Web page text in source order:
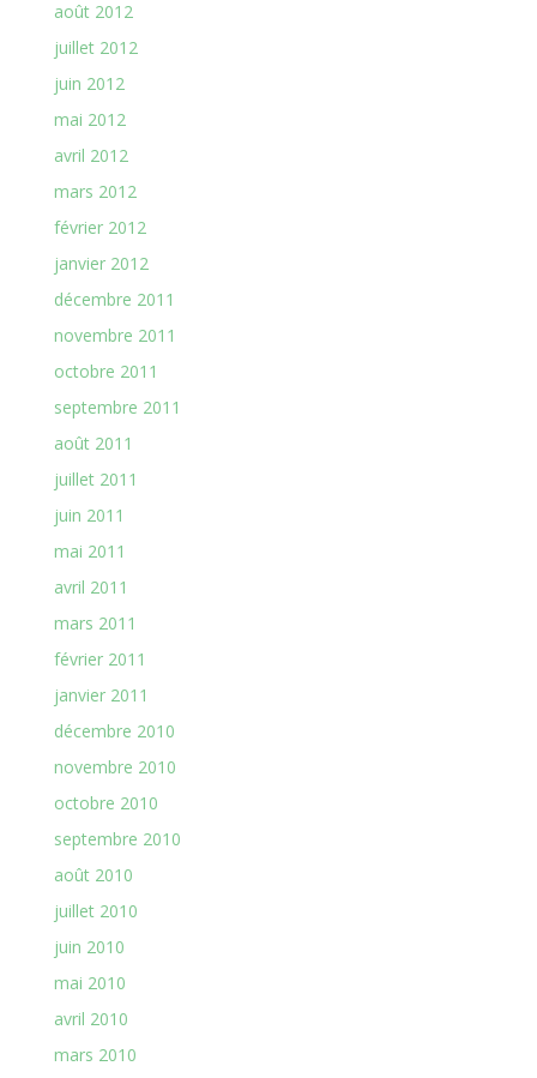
août 2012
juillet 2012
juin 2012
mai 2012
avril 2012
mars 2012
février 2012
janvier 2012
décembre 2011
novembre 2011
octobre 2011
septembre 2011
août 2011
juillet 2011
juin 2011
mai 2011
avril 2011
mars 2011
février 2011
janvier 2011
décembre 2010
novembre 2010
octobre 2010
septembre 2010
août 2010
juillet 2010
juin 2010
mai 2010
avril 2010
mars 2010